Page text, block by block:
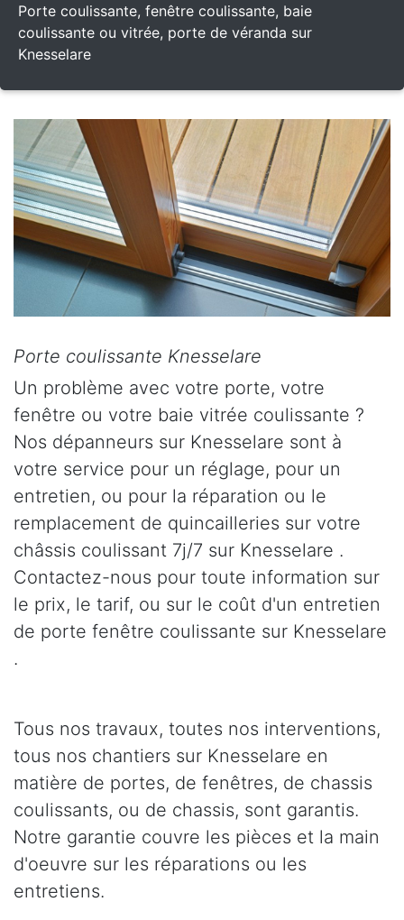
Porte coulissante, fenêtre coulissante, baie
coulissante ou vitrée, porte de véranda sur
Knesselare
Porte coulissante Knesselare
Un problème avec votre porte, votre
fenêtre ou votre baie vitrée coulissante ?
Nos dépanneurs sur Knesselare sont à
votre service pour un réglage, pour un
entretien, ou pour la réparation ou le
remplacement de quincailleries sur votre
châssis coulissant 7j/7 sur Knesselare .
Contactez-nous pour toute information sur
le prix, le tarif, ou sur le coût d'un entretien
de porte fenêtre coulissante sur Knesselare
.
Tous nos travaux, toutes nos interventions,
tous nos chantiers sur Knesselare en
matière de portes, de fenêtres, de chassis
coulissants, ou de chassis, sont garantis.
Notre garantie couvre les pièces et la main
d'oeuvre sur les réparations ou les
entretiens.